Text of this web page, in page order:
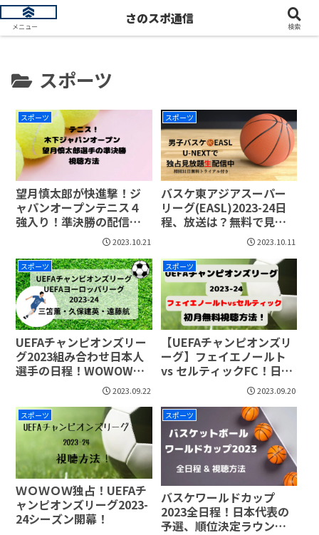
トレンド情報を発信します
スポーツ
スポーツ
望月慎太郎が快進撃！ジ
ャパンオープンテニス４
強入り！準決勝の配信は
いつ？無料で見るには？
2023.10.21
スポーツ
バスケ東アジアスーパー
リーグ(EASL)2023-24日
程、放送は？無料で見る
2023.10.11
スポーツ
UEFAチャンピオンズリー
グ2023組み合わせ日本人
選手の日程！WOWOW独
2023.09.22
スポーツ
【UEFAチャンピオンズリ
ーグ】フェイエノールト
vs セルティックFC！日本
人選手の活躍に注目！2023.09.20
スポーツ
ＷＯＷＯＷ独占！UEFAチ
ャンピオンズリーグ2023-
24シーズン開幕！
スポーツ
バスケワールドカップ
2023全日程！日本代表の
予選、順位決定ラウンド
メニュー
さのスポ通信
検索